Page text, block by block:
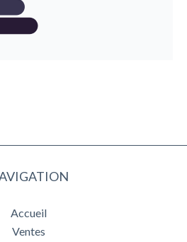
Accueil
Ventes